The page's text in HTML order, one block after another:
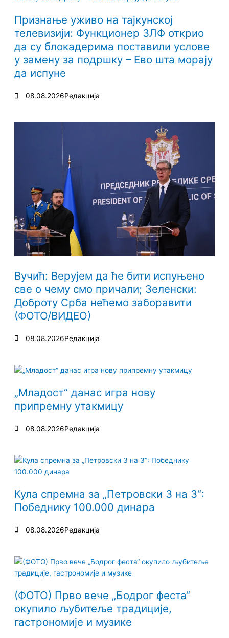
Признање уживо на тајкунској
телевизији: Функционер ЗЛФ открио
да су блокадерима поставили услове
у замену за подршку – Ево шта морају
да испуне
08.08.2026Редакција
Вучић: Верујем да ће бити испуњено
све о чему смо причали; Зеленски:
Доброту Срба нећемо заборавити
(ФОТО/ВИДЕО)
08.08.2026Редакција
„Младост“ данас игра нову
припремну утакмицу
08.08.2026Редакција
Кула спремна за „Петровски 3 на 3“:
Победнику 100.000 динара
08.08.2026Редакција
(ФОТО) Прво вече „Бодрог феста“
окупило љубитеље традиције,
гастрономије и музике